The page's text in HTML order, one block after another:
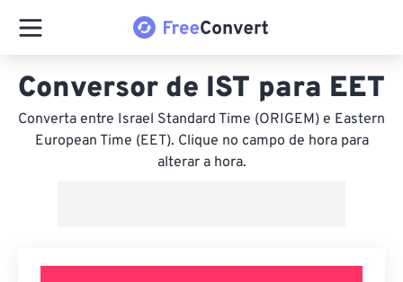
Conversor de IST para EET
Converta entre Israel Standard Time (ORIGEM) e Eastern
European Time (EET). Clique no campo de hora para
alterar a hora.